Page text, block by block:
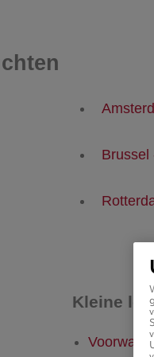
Brussel
Kleine